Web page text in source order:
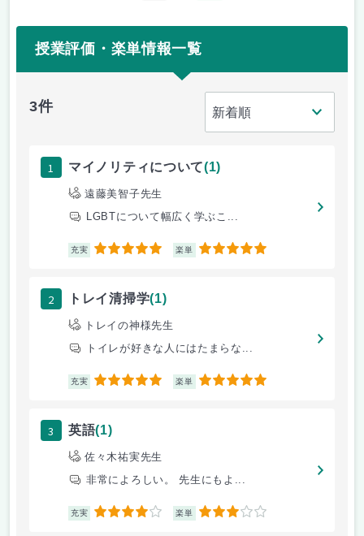
授業評価・楽単情報一覧
3件
1 マイノリティについて(1)
遠藤美智子先生
LGBTについて幅広く学ぶこ...
充実 5 楽単 5
2 トレイ清掃学(1)
トレイの神様先生
トイレが好きな人にはたまらな...
充実 5 楽単 5
3 英語(1)
佐々木祐実先生
非常によろしい。 先生にもよ...
充実 4 楽単 3